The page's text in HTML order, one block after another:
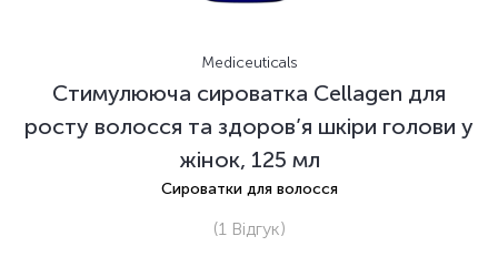
Mediceuticals
Стимулююча сироватка Cellagen для
росту волосся та здоров’я шкіри голови у
жінок, 125 мл
Сироватки для волосся
(1Відгук)